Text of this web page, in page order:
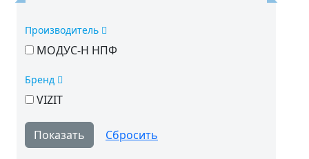
Производитель
МОДУС-Н НПФ
Бренд
VIZIT